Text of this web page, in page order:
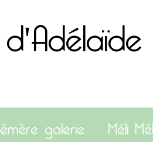
galerie Méli